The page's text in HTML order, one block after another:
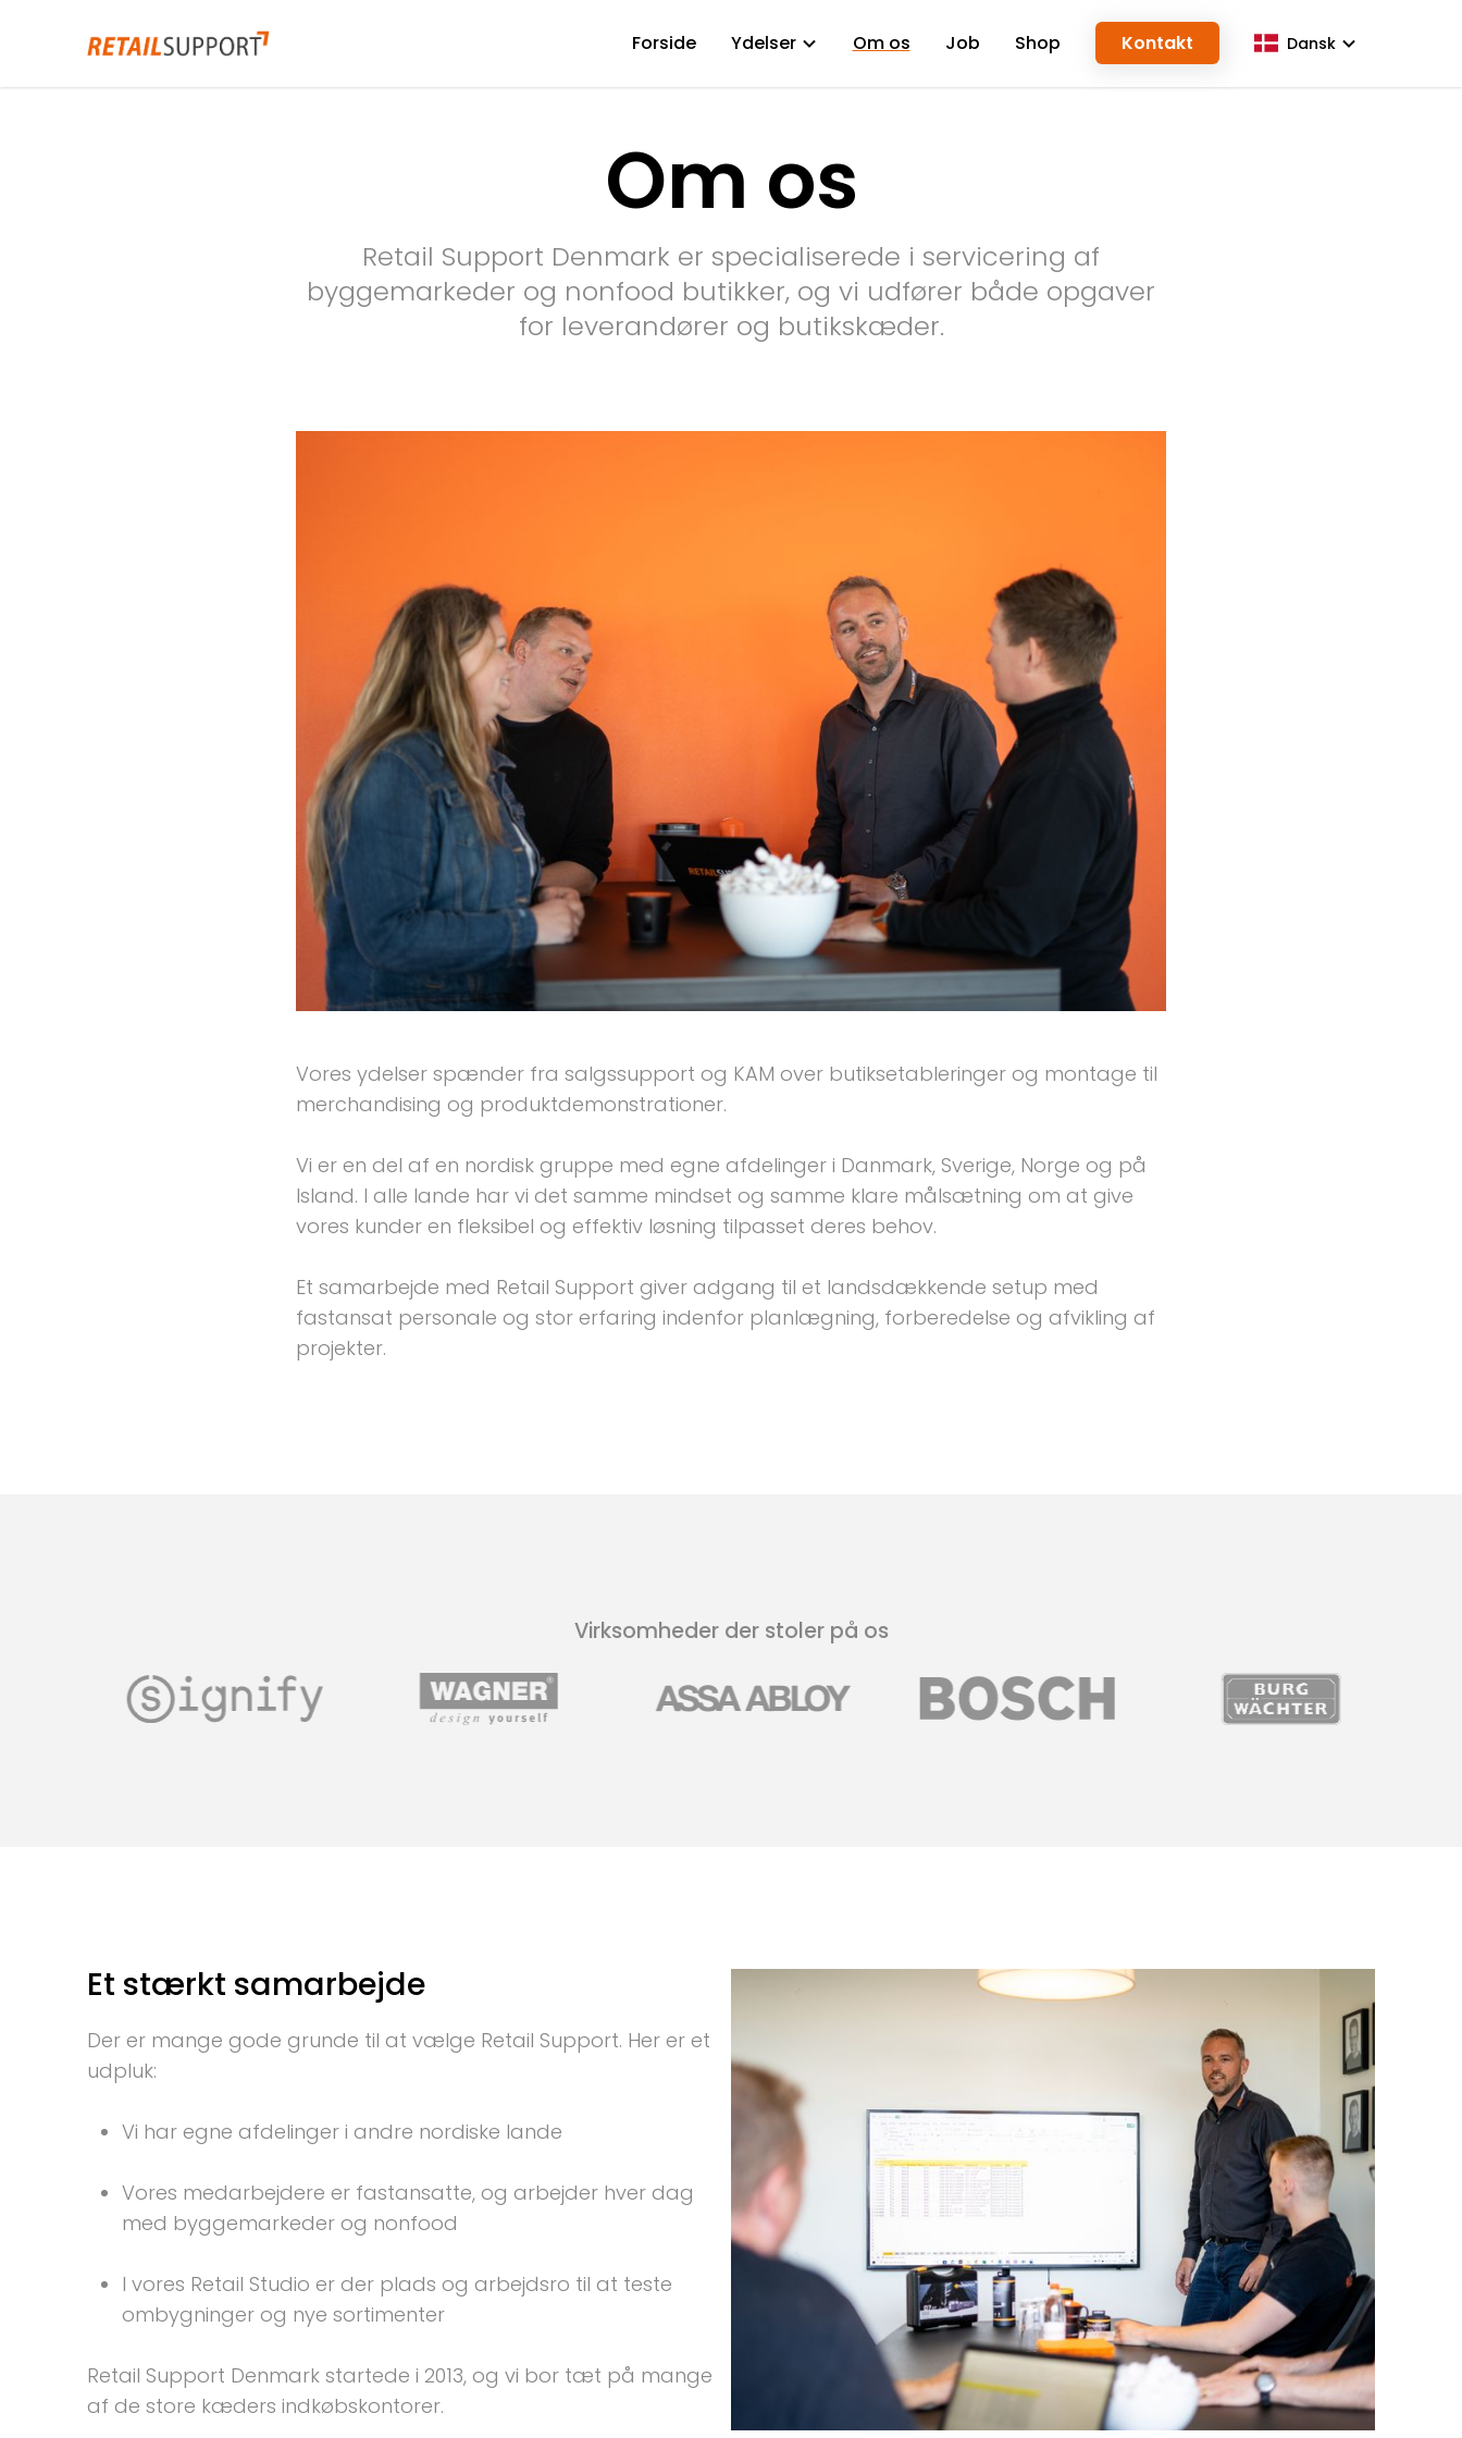
Forside Ydelser Om os Job Shop Kontakt Dansk
Om os
Retail Support Denmark er specialiserede i servicering af
byggemarkeder og nonfood butikker, og vi udfører både opgaver
for leverandører og butikskæder.
Vores ydelser spænder fra salgssupport og KAM over butiksetableringer og montage til
merchandising og produktdemonstrationer.
Vi er en del af en nordisk gruppe med egne afdelinger i Danmark, Sverige, Norge og på
Island. I alle lande har vi det samme mindset og samme klare målsætning om at give
vores kunder en fleksibel og effektiv løsning tilpasset deres behov.
Et samarbejde med Retail Support giver adgang til et landsdækkende setup med
fastansat personale og stor erfaring indenfor planlægning, forberedelse og afvikling af
projekter.
Virksomheder der stoler på os
Et stærkt samarbejde
Der er mange gode grunde til at vælge Retail Support. Her er et
udpluk:
Vores medarbejdere er fastansatte, og arbejder hver dag
I vores Retail Studio er der plads og arbejdsro til at teste
Retail Support Denmark startede i 2013, og vi bor tæt på mange
af de store kæders indkøbskontorer.